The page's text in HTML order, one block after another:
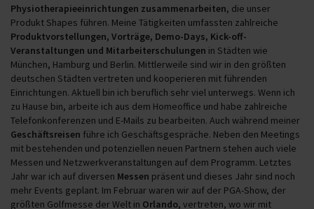
Physiotherapieeinrichtungen zusammenarbeiten, die unser
Produkt Shapes führen. Meine Tätigkeiten umfassten zahlreiche
Produktvorstellungen, Vorträge, Demo-Days, Kick-off-
Veranstaltungen und Mitarbeiterschulungen in Städten wie
München, Hamburg und Berlin. Mittlerweile sind wir in den größten
deutschen Städten vertreten und kooperieren mit führenden
Einrichtungen. Aktuell bin ich beruflich sehr viel unterwegs. Wenn ich
zu Hause bin, arbeite ich aus dem Homeoffice und habe zahlreiche
Telefonkonferenzen und E-Mails zu bearbeiten. Auch während meiner
Geschäftsreisen führe ich Geschäftsgespräche. Neben den Meetings
mit bestehenden und potenziellen neuen Partnern stehen auch viele
Messen und Netzwerkveranstaltungen auf dem Programm. Letztes
Jahr war ich auf diversen Messen präsent und dieses Jahr sind noch
mehr Events geplant. Im Februar waren wir auf der PGA-Show, der
größten Golfmesse der Welt in Orlando, vertreten, wo wir mit